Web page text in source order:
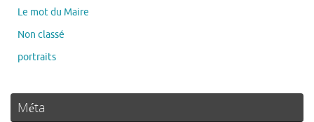
Le mot du Maire
Non classé
portraits
Méta